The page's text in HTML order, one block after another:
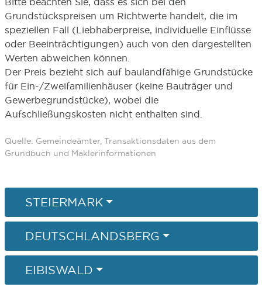
Grundstückspreisen um Richtwerte handelt, die im
speziellen Fall (Liebhaberpreise, individuelle Einflüsse
oder Beeinträchtigungen) auch von den dargestellten
Werten abweichen können.
Der Preis bezieht sich auf baulandfähige Grundstücke
für Ein-/Zweifamilienhäuser (keine Bauträger und
Gewerbegrundstücke), wobei die
Aufschließungskosten nicht enthalten sind.
Quelle: Gemeindeämter, Transaktionsdaten aus dem
Grundbuch und Maklerinformationen
STEIERMARK
DEUTSCHLANDSBERG
EIBISWALD